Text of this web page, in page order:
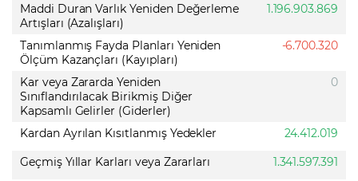
Maddi Duran Varlık Yeniden Değerleme
Artışları (Azalışları)
1.196.903.869
Tanımlanmış Fayda Planları Yeniden
Ölçüm Kazançları (Kayıpları)
-6.700.320
Kar veya Zararda Yeniden
Sınıflandırılacak Birikmiş Diğer
Kapsamlı Gelirler (Giderler)
0
Kardan Ayrılan Kısıtlanmış Yedekler
24.412.019
Geçmiş Yıllar Karları veya Zararları
1.341.597.391